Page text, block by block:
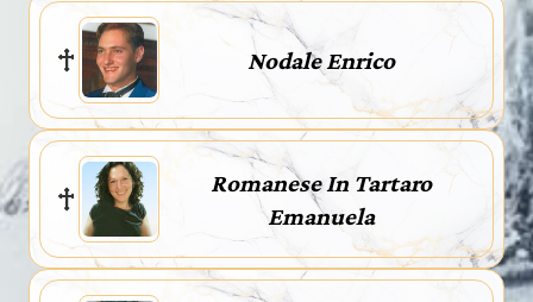
Nodale Enrico
Romanese In Tartaro
Emanuela